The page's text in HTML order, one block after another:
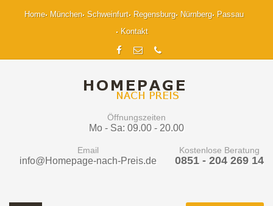
Home München Schweinfurt Regensburg Nürnberg
Passau
Kontakt
Öffnungszeiten
Mo - Sa: 09.00 - 20.00
Email
info@Homepage-nach-Preis.de
Kostenlose Beratung
0851 - 204 269 14